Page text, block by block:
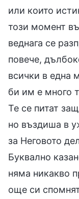
или които
този момент
веднага се
повече,
всички в една
би им е много
Те се питат
но въздиша в
за Неговото
Буквално
няма никакво
още си